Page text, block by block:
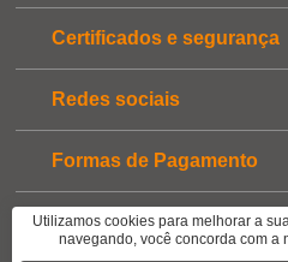
Certificados e segurança
Redes sociais
Formas de Pagamento
CNPJ: 05.896.435/0001-80 | Copyright © 2022 -
termino de nossos estoques para internet.
Vendas
fotos dos produtos exibidos em
Utilizamos cookies para melhorar a
navegando, você concorda com a